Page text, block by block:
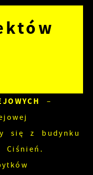
–
się z budynku